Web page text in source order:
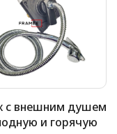
с внешним душем
и горячую